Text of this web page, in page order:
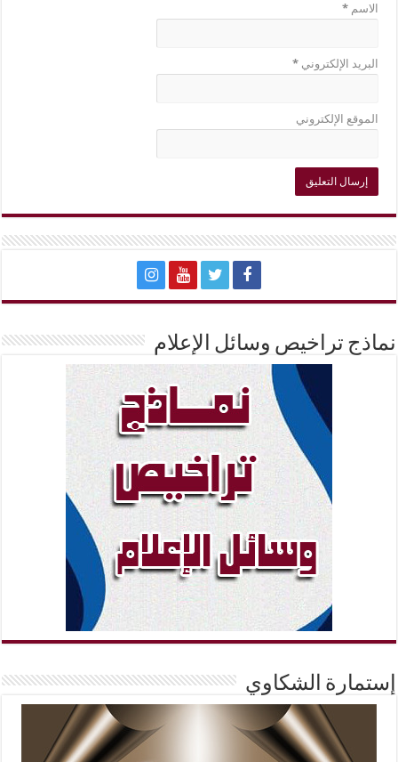
الاسم*
البريد الإلكتروني*
الموقع الإلكتروني
نماذج تراخيص وسائل الإعلام
إستمارة الشكاوي